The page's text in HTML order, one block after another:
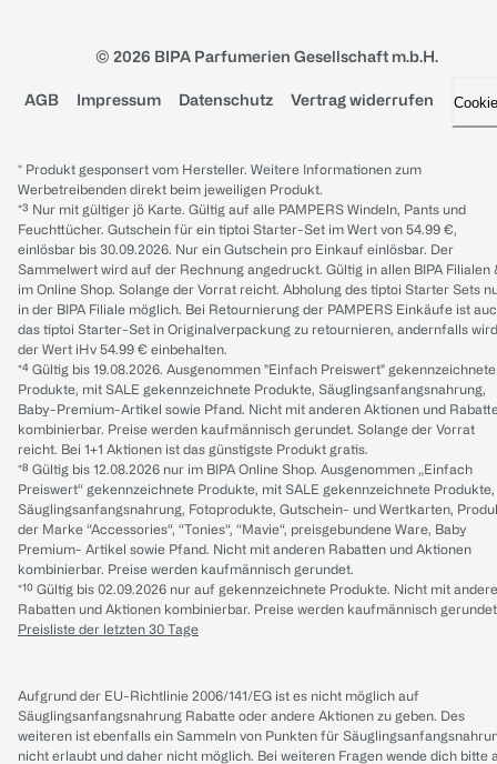
© 2026 BIPA Parfumerien Gesellschaft m.b.H.
AGB Impressum Datenschutz Vertrag widerrufen
* Produkt gesponsert vom Hersteller. Weitere Informationen zum
Werbetreibenden direkt beim jeweiligen Produkt.
*³ Nur mit gültiger jö Karte. Gültig auf alle PAMPERS Windeln, Pants und
Feuchttücher. Gutschein für ein tiptoi Starter-Set im Wert von 54.99 €,
einlösbar bis 30.09.2026. Nur ein Gutschein pro Einkauf einlösbar. Der
Sammelwert wird auf der Rechnung angedruckt. Gültig in allen BIPA Filialen
im Online Shop. Solange der Vorrat reicht. Abholung des tiptoi Starter Sets
in der BIPA Filiale möglich. Bei Retournierung der PAMPERS Einkäufe ist
das tiptoi Starter-Set in Originalverpackung zu retournieren, andernfalls wird
der Wert iHv 54.99 € einbehalten.
*⁴ Gültig bis 19.08.2026. Ausgenommen "Einfach Preiswert" gekennzeichnete
Produkte, mit SALE gekennzeichnete Produkte, Säuglingsanfangsnahrung,
Baby-Premium-Artikel sowie Pfand. Nicht mit anderen Aktionen und
kombinierbar. Preise werden kaufmännisch gerundet. Solange der Vorrat
reicht. Bei 1+1 Aktionen ist das günstigste Produkt gratis.
*⁸ Gültig bis 12.08.2026 nur im BIPA Online Shop. Ausgenommen „Einfach
Preiswert“ gekennzeichnete Produkte, mit SALE gekennzeichnete Produkte,
Säuglingsanfangsnahrung, Fotoprodukte, Gutschein- und Wertkarten,
der Marke “Accessories“, “Tonies“, “Mavie“, preisgebundene Ware, Baby
Premium- Artikel sowie Pfand. Nicht mit anderen Rabatten und Aktionen
kombinierbar. Preise werden kaufmännisch gerundet.
*¹⁰ Gültig bis 02.09.2026 nur auf gekennzeichnete Produkte. Nicht mit
Rabatten und Aktionen kombinierbar. Preise werden kaufmännisch
Preisliste der letzten 30 Tage
Aufgrund der EU-Richtlinie 2006/141/EG ist es nicht möglich auf
Säuglingsanfangsnahrung Rabatte oder andere Aktionen zu geben. Des
weiteren ist ebenfalls ein Sammeln von Punkten für
nicht erlaubt und daher nicht möglich. Bei weiteren Fragen wende dich bitte